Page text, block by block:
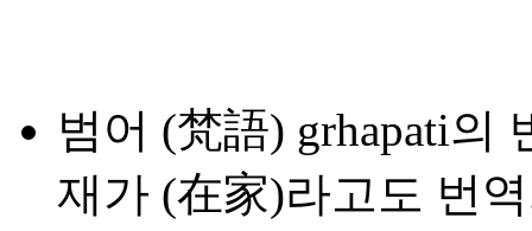
범어 (梵語) grhapati의
재가 (在家)라고도 번